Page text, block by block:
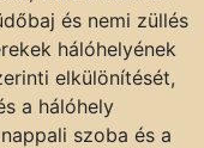
és nemi züllés
hálóhelyének
elkülönítését,
a hálóhely
szoba és a